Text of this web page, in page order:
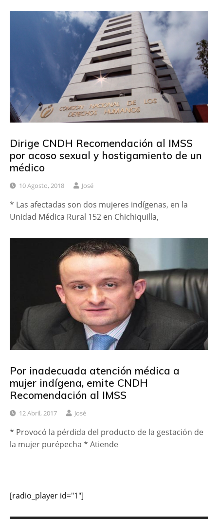
Dirige CNDH Recomendación al IMSS
por acoso sexual y hostigamiento de un
médico
10 Agosto, 2018 José
* Las afectadas son dos mujeres indígenas, en la
Unidad Médica Rural 152 en Chichiquilla,
Por inadecuada atención médica a
mujer indígena, emite CNDH
Recomendación al IMSS
12 Abril, 2017 José
* Provocó la pérdida del producto de la gestación de
la mujer purépecha * Atiende
[radio_player id="1"]